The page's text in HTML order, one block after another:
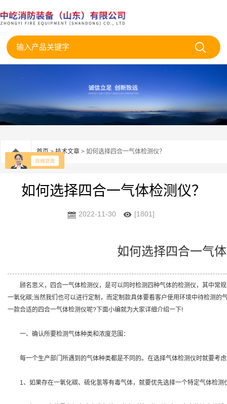
首页>技术文章 > 如何选择四合一气体检测仪？
如何选择四合一气体检测仪？
2022-11-30 [1801]
如何选择四合一气
顾名思义，四合一气体检测仪，是可以同时检测四种气体的检测仪，其中常
一氧化碳;当然我们也可以进行定制，而定制款具体要看客户使用环境中待检测的
一款合适的四合一气体检测仪呢?下面小编就为大家详细介绍一下!
一、确认所要检测气体种类和浓度范围：
每一个生产部门所遇到的气体种类都是不同的。在选择气体检测仪时就要考
1、如果存在一氧化碳、硫化氢等有毒气体，就要优先选择一个特定气体检测